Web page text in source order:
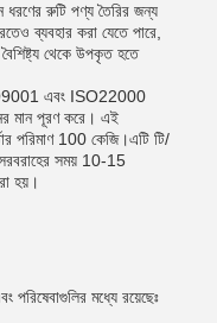
রুটি পণ্য তৈরির জন্য
ব্যবহার করা যেতে পারে,
থেকে উপকৃত হতে
এবং ISO22000
মান পূরণ করে। এই
পরিমাণ 100 কেজি।এটি টি/
সরবরাহের সময় 10-15
হয়।
পরিষেবাগুলির মধ্যে রয়েছেঃ